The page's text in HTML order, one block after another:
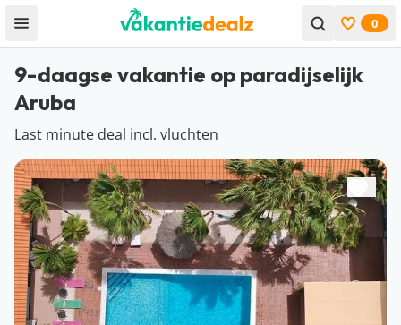
Open menu Bekijk
0
9-daagse vakantie op paradijselijk
Aruba
Last minute deal incl. vluchten